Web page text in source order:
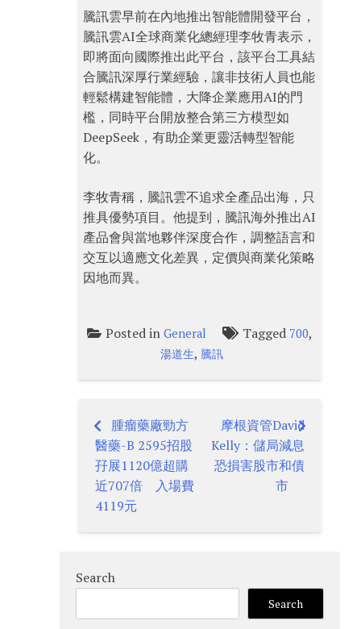
騰訊雲早前在內地推出智能體開發平台，
騰訊雲AI全球商業化總經理李牧青表示，
即將面向國際推出此平台，該平台工具結
合騰訊深厚行業經驗，讓非技術人員也能
輕鬆構建智能體，大降企業應用AI的門
檻，同時平台開放整合第三方模型如
DeepSeek，有助企業更靈活轉型智能
化。
李牧青稱，騰訊雲不追求全產品出海，只
推具優勢項目。他提到，騰訊海外推出AI
產品會與當地夥伴深度合作，調整語言和
交互以適應文化差異，定價與商業化策略
因地而異。
Posted inGeneral Tagged 700,
湯道生,騰訊
Post
navigation
腫瘤藥廠勁方
醫藥-B 2595招股
孖展1120億超購
近707倍 入場費
4119元
摩根資管David
Kelly：儲局減息
恐損害股市和債
市
Search
Search